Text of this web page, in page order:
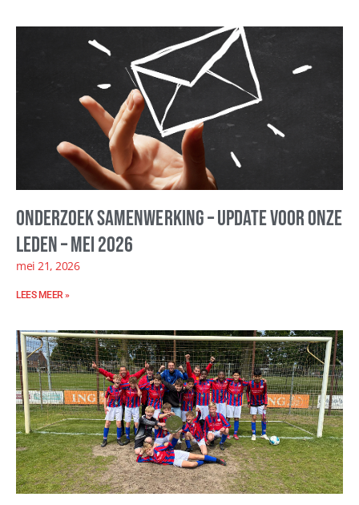
Onderzoek samenwerking – update voor onze
leden – mei 2026
mei 21, 2026
LEES MEER »